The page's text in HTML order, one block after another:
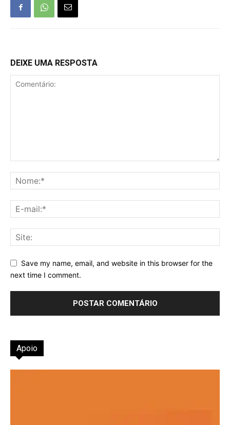
DEIXE UMA RESPOSTA
Save my name, email, and website in this browser for the
next time I comment.
Apoio